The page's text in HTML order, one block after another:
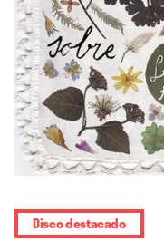
Disco destacado